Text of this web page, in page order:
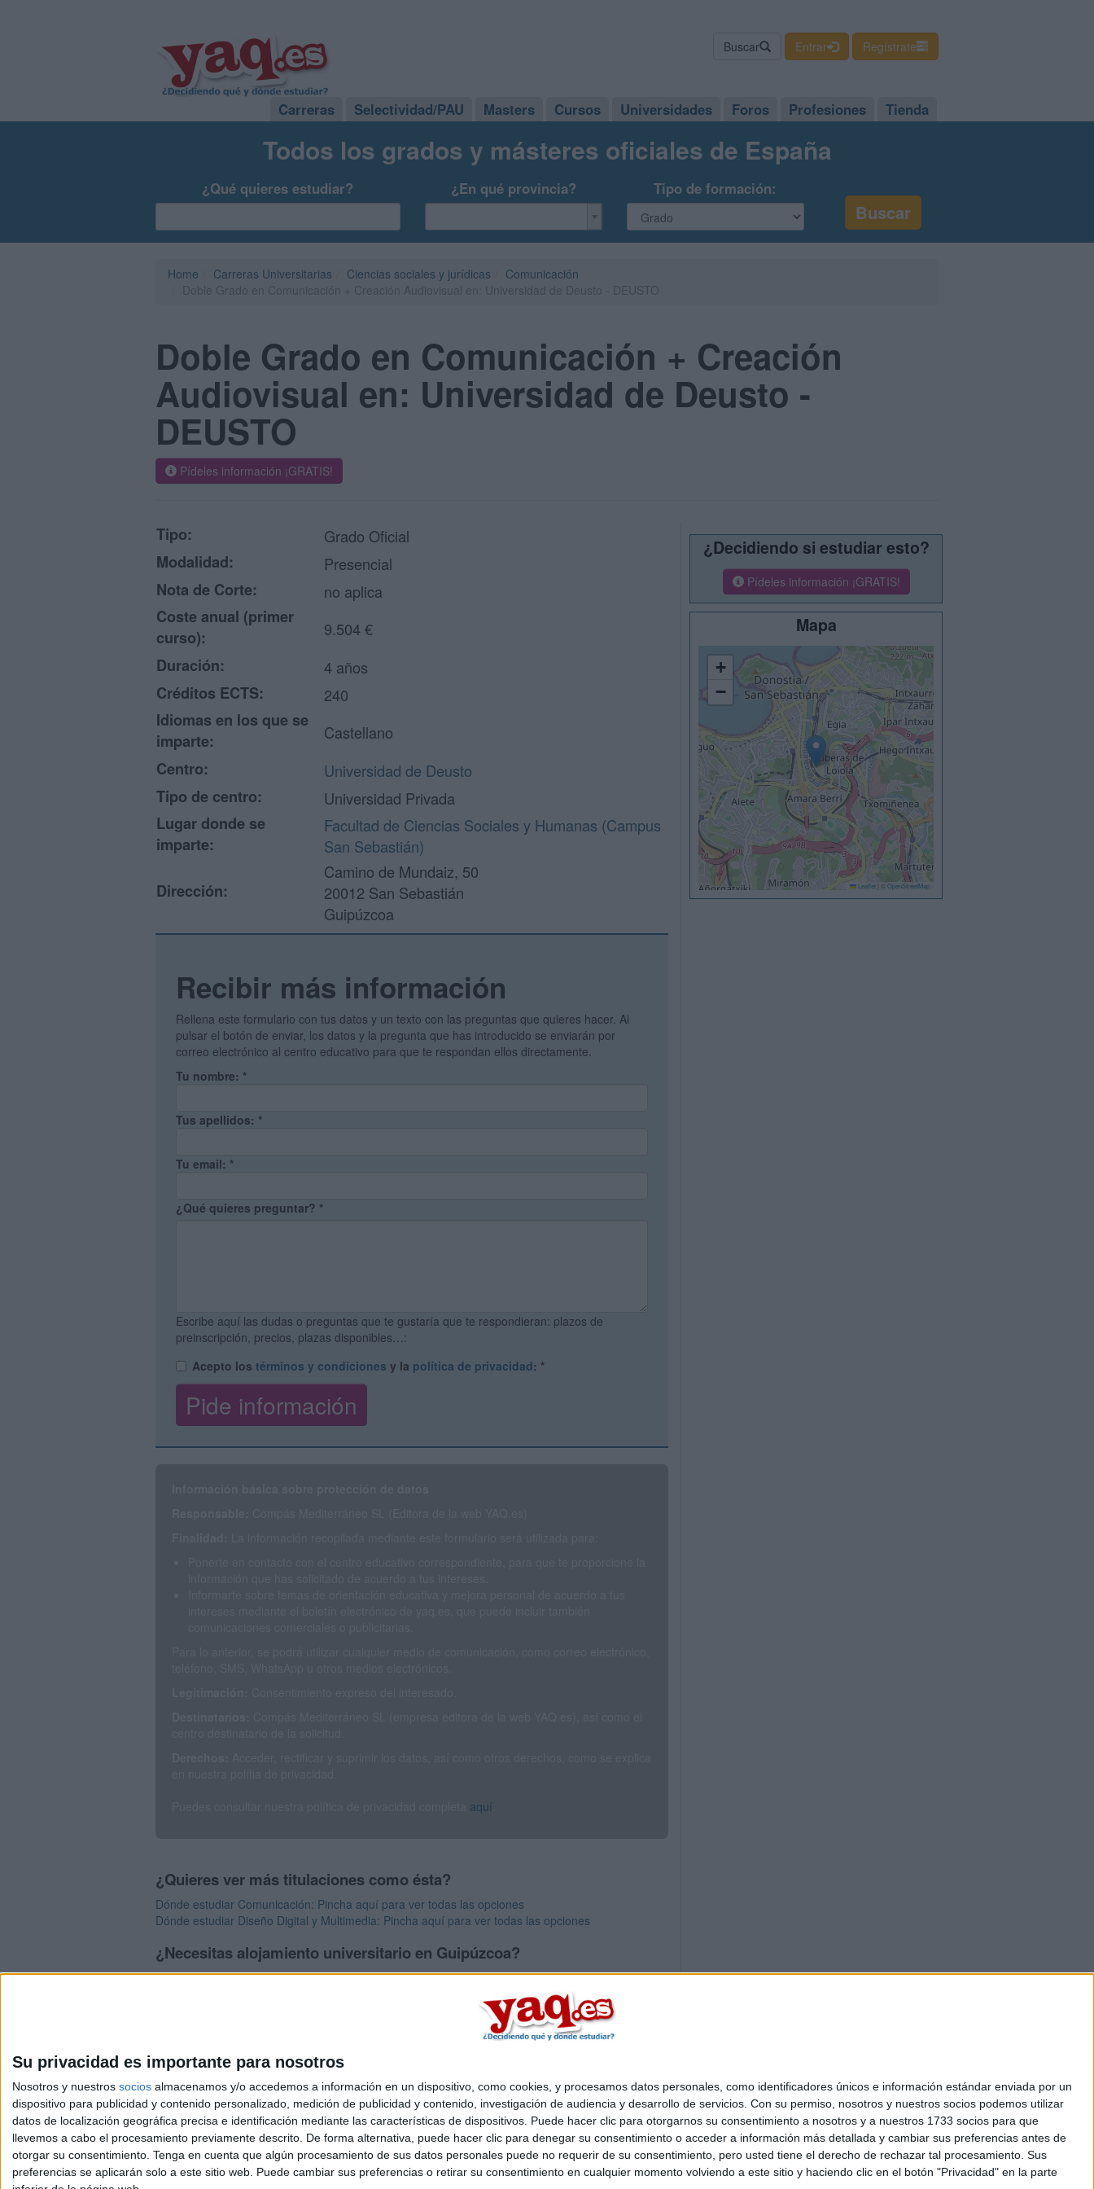
Su privacidad es importante para nosotros
Nosotros y nuestros socios almacenamos y/o accedemos a información en un dispositivo, como cookies, y procesamos datos personales, como identificadores únicos e información estándar enviada por un
dispositivo para publicidad y contenido personalizado, medición de publicidad y contenido, investigación de audiencia y desarrollo de servicios. Con su permiso, nosotros y nuestros socios podemos utilizar
datos de localización geográfica precisa e identificación mediante las características de dispositivos. Puede hacer clic para otorgarnos su consentimiento a nosotros y a nuestros 1733 socios para que
llevemos a cabo el procesamiento previamente descrito. De forma alternativa, puede hacer clic para denegar su consentimiento o acceder a información más detallada y cambiar sus preferencias antes de
otorgar su consentimiento. Tenga en cuenta que algún procesamiento de sus datos personales puede no requerir de su consentimiento, pero usted tiene el derecho de rechazar tal procesamiento. Sus
preferencias se aplicarán solo a este sitio web. Puede cambiar sus preferencias o retirar su consentimiento en cualquier momento volviendo a este sitio y haciendo clic en el botón "Privacidad" en la parte
Buscar Entrar Regístrate
Carreras Selectividad/PAU Masters Cursos Universidades Foros Profesiones Tienda
Todos los grados y másteres oficiales de España
¿Qué quieres estudiar? ¿En qué provincia? Tipo de formación:
Home Carreras Universitarias Ciencias sociales y jurídicas
Comunicación
Doble Grado en Comunicación + Creación
Audiovisual en: Universidad de Deusto -
DEUSTO
Pídeles información ¡GRATIS!
Tipo:
Grado Oficial
Modalidad:
Presencial
Nota de Corte:
no aplica
Coste anual (primer
curso):
9.504 €
Duración:
4 años
Créditos ECTS:
240
Idiomas en los que se
imparte:
Castellano
Centro:
Universidad de Deusto
Tipo de centro:
Universidad Privada
Lugar donde se
imparte:
Facultad de Ciencias Sociales y Humanas (Campus
San Sebastián)
Dirección:
Camino de Mundaiz, 50
20012 San Sebastián
Guipúzcoa
Recibir más información
Rellena este formulario con tus datos y un texto con las preguntas que quieres hacer. Al
pulsar el botón de enviar, los datos y la pregunta que has introducido se enviarán por
correo electrónico al centro educativo para que te respondan ellos directamente.
Tu nombre: *
Tus apellidos: *
Tu email: *
¿Qué quieres preguntar? *
Escribe aquí las dudas o preguntas que te gustaría que te respondieran: plazos de
preinscripción, precios, plazas disponibles…:
Acepto los términos y condiciones y la política de privacidad: *
aquí
¿Quieres ver más titulaciones como ésta?
Dónde estudiar Comunicación: Pincha aquí para ver todas las opciones
Dónde estudiar Diseño Digital y Multimedia: Pincha aquí para ver todas las opciones
¿Necesitas alojamiento universitario en Guipúzcoa?
>> Residencias de estudiantes y colegios mayores en Guipúzcoa
¿Decidiendo si estudiar esto?
Pídeles información ¡GRATIS!
Mapa
+
−
Leaflet © OpenStreetMap
Quiénes somos|Contactar|Anúnciate
Aviso legal|Politica de privacidad|Condiciones generales|Política de cookies
© 2003-2026Compás Mediterráneo S.L.- Diego de León 47 - 28006 Madrid [ESPAÑA] - Tel. +34 91 593 2767